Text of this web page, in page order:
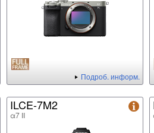
Подроб. информ.
ILCE-7M2
α7 II